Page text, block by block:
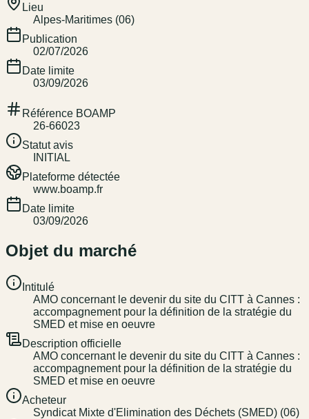
Lieu
Alpes-Maritimes (06)
Publication
02/07/2026
Date limite
03/09/2026
Référence BOAMP
26-66023
Statut avis
INITIAL
Plateforme détectée
www.boamp.fr
Date limite
03/09/2026
Objet du marché
Intitulé
AMO concernant le devenir du site du CITT à Cannes :
accompagnement pour la définition de la stratégie du
SMED et mise en oeuvre
Description officielle
AMO concernant le devenir du site du CITT à Cannes :
accompagnement pour la définition de la stratégie du
SMED et mise en oeuvre
Acheteur
Syndicat Mixte d'Elimination des Déchets (SMED) (06)